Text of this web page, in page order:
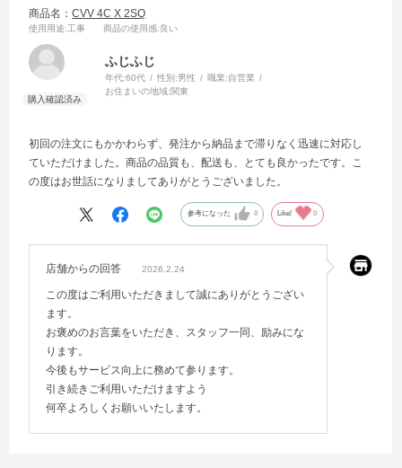
商品名：CVV 4C X 2SQ
使用用途:工事 商品の使用感:良い
ふじふじ
年代:60代 性別:男性 職業:自営業
お住まいの地域:関東
初回の注文にもかかわらず、発注から納品まで滞りなく迅速に対応し
ていただけました。商品の品質も、配送も、とても良かったです。こ
の度はお世話になりましてありがとうございました。
参考になった 0 Like! 0
店舗からの回答 2026.2.24
この度はご利用いただきまして誠にありがとうござい
ます。
お褒めのお言葉をいただき、スタッフ一同、励みにな
ります。
今後もサービス向上に務めて参ります。
引き続きご利用いただけますよう
何卒よろしくお願いいたします。